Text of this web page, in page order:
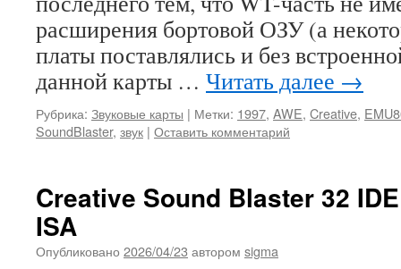
расширения бортовой ОЗУ (а
платы поставлялись и без
данной карты … Читать далее →
Рубрика: Звуковые карты | Метки: 1997, AWE, Creative,
SoundBlaster, звук | Оставить комментарий
Creative Sound Blaster 32
ISA
Опубликовано 2026/04/23 автором sigma